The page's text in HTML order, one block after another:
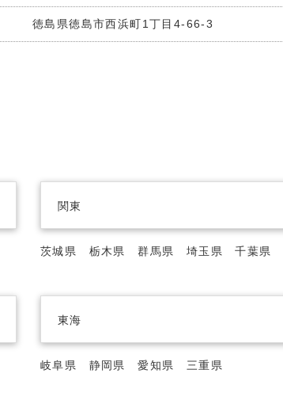
徳島県徳島市西浜町1丁目4-66-3
関東
茨城県 栃木県 群馬県 埼玉県 千葉県
東海
岐阜県 静岡県 愛知県 三重県